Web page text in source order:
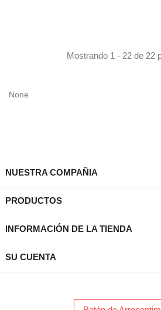
Mostrando 1 - 22 de 22
None
NUESTRA COMPAÑIA
PRODUCTOS
INFORMACIÓN DE LA TIENDA
SU CUENTA